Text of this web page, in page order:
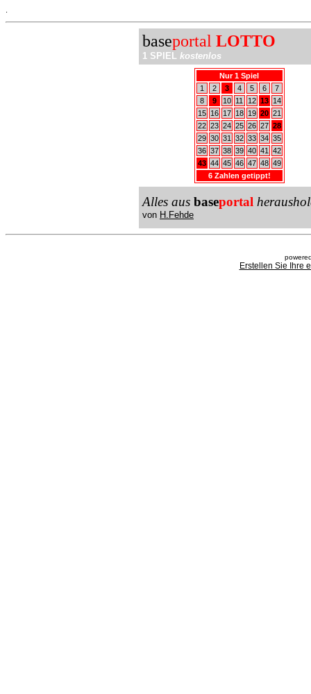
baseportal LOTTO
1 SPIEL kostenlos
Nur 1 Spiel
1
2 3 4 5 6
7
8
9 10 11 12 13
14
15
16 17 18 19 20 21
22 23 24 25 26 27 28
29 30 31 32 33 34 35
36 37 38 39 40 41
42
43 44 45 46 47 48 49
6 Zahlen getippt!
Alles aus baseportal
von H.Fehde
Erstellen Sie Ihre